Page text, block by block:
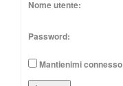
Nome utente:
Password:
Mantienimi connesso